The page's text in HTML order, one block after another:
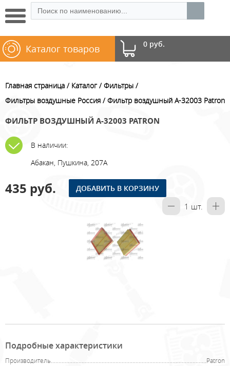
0 руб.
Каталог товаров
Главная страница Каталог
Фильтры
Фильтры воздушные Россия
Фильтр воздушный A-32003 Patron
ФИЛЬТР ВОЗДУШНЫЙ A-32003 PATRON
В наличии:
Абакан, Пушкина, 207А
435 руб. ДОБАВИТЬ В КОРЗИНУ
1 шт.
Подробные характеристики
Производитель
Patron